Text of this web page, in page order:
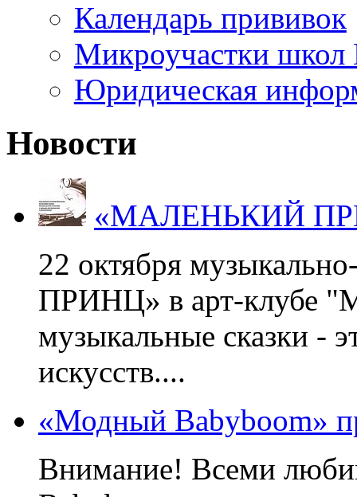
Календарь прививок
Микроучастки школ
Юридическая
Новости
«МАЛЕНЬКИЙ
22 октября
ПРИНЦ» в арт-клубе
музыкальные сказки -
искусств....
«Модный Babyboom»
Внимание! Всеми